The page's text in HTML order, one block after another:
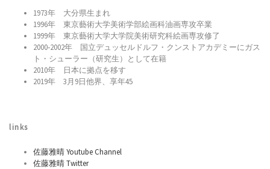
1973年 大分県生まれ
1996年 東京藝術大学美術学部絵画科油画専攻卒業
1999年 東京藝術大学大学院美術研究科絵画専攻修了
2000‐2002年 国立デュッセルドルフ・クンストアカデミーにガス
ト・シューラー（研究生）として在籍
2010年 日本に拠点を移す
2019年 3月9日他界、享年45
links
佐藤雅晴 Youtube Channel
佐藤雅晴 Twitter